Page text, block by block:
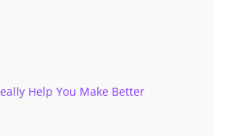
Help You Make Better